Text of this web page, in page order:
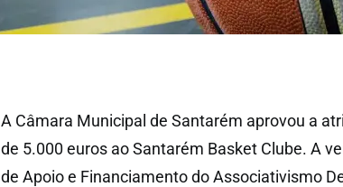
A Câmara Municipal de Santarém aprovou a
de 5.000 euros ao Santarém Basket Clube. A
de Apoio e Financiamento do Associativismo